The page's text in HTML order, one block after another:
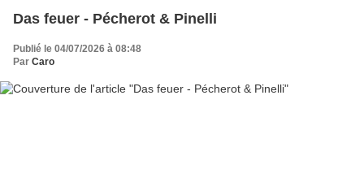
Das feuer - Pécherot & Pinelli
Publié le 04/07/2026 à 08:48
Par Caro